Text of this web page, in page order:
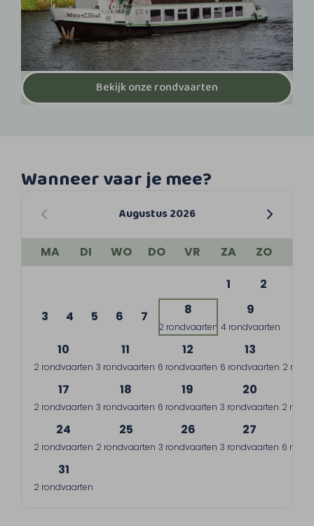
Bekijk onze rondvaarten
Wanneer vaar je mee?
Augustus 2026
MA DI WO DO VR ZA
ZO
1
2
3 4 5 6 7 8
2 rondvaarten
9
4 rondvaarten
10
2 rondvaarten
11
3 rondvaarten
12
6 rondvaarten
13
6 rondvaarten 2
17
2 rondvaarten
18
3 rondvaarten
19
6 rondvaarten
20
3 rondvaarten 2
24
2 rondvaarten
25
2 rondvaarten
26
3 rondvaarten
27
3 rondvaarten 6
31
2 rondvaarten